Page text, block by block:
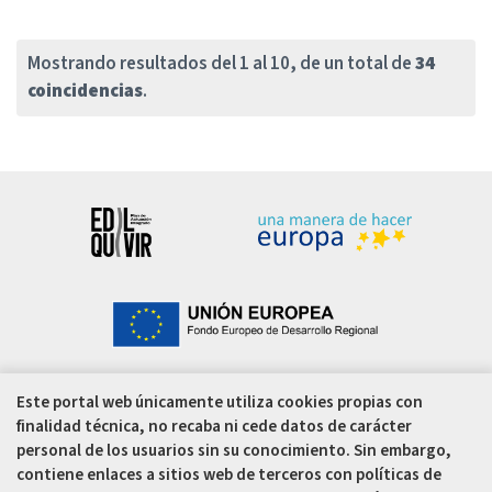
Mostrando resultados del 1 al 10, de un total de34
coincidencias.
Este portal web únicamente utiliza cookies propias con
finalidad técnica, no recaba ni cede datos de carácter
personal de los usuarios sin su conocimiento. Sin embargo,
contiene enlaces a sitios web de terceros con políticas de